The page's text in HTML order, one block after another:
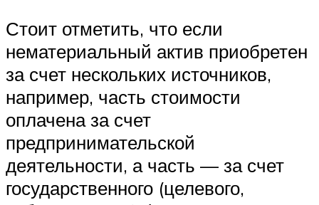
Стоит отметить, что если
нематериальный актив приобретен
за счет нескольких источников,
например, часть стоимости
оплачена за счет
предпринимательской
деятельности, а часть — за счет
государственного (целевого,